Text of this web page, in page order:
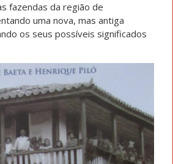
fazendas da região de
uma nova, mas antiga
os seus possíveis significados